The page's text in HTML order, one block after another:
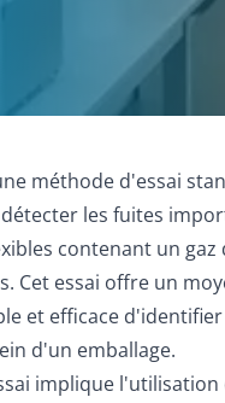
méthode d'essai
les fuites
contenant un
Cet essai offre un
et efficace
d'un emballage.
implique l'utilisation